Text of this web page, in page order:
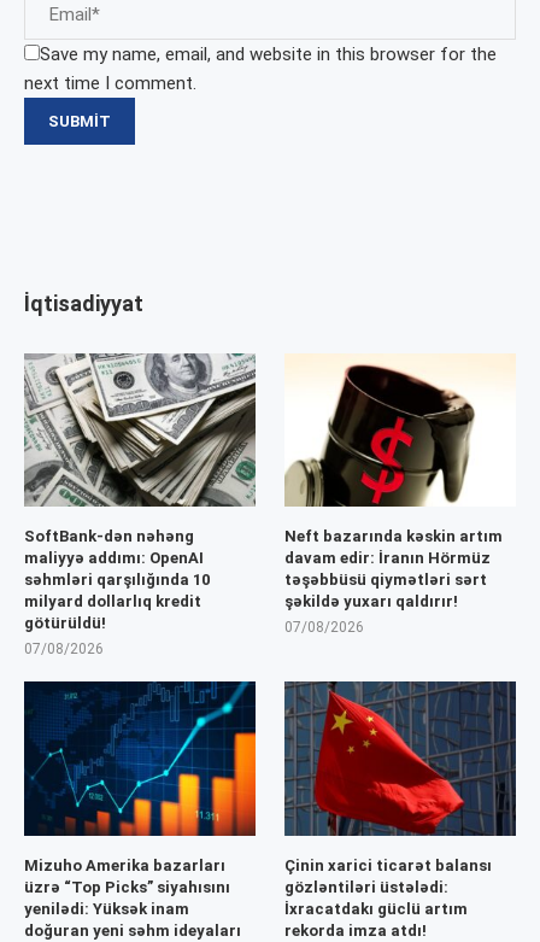
Save my name, email, and website in this browser for the
next time I comment.
İqtisadiyyat
SoftBank-dən nəhəng
maliyyə addımı: OpenAI
səhmləri qarşılığında 10
milyard dollarlıq kredit
götürüldü!
07/08/2026
Neft bazarında kəskin artım
davam edir: İranın Hörmüz
təşəbbüsü qiymətləri sərt
şəkildə yuxarı qaldırır!
07/08/2026
Mizuho Amerika bazarları
üzrə “Top Picks” siyahısını
yenilədi: Yüksək inam
doğuran yeni səhm ideyaları
Çinin xarici ticarət balansı
gözləntiləri üstələdi:
İxracatdakı güclü artım
rekorda imza atdı!